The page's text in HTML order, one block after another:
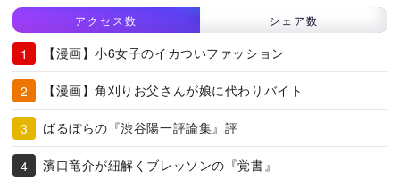
アクセス数 シェア数
【漫画】小6女子のイカついファッション
【漫画】角刈りお父さんが娘に代わりバイト
ばるぼらの『渋谷陽一評論集』評
濱口竜介が紐解くブレッソンの『覚書』